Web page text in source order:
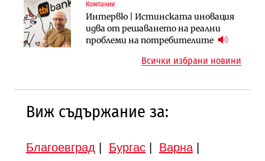
Компании
Интервю | Истинската иновация
идва от решаването на реални
проблеми на потребителите
Инфраструктура
АПИ възложи промяната на
парцеларния план за
Инфраструктура
Вторият мост над Варненското
езеро става част от бъдещата
Всички избрани новини
Виж съдържание за:
Благоевград Бургас| Варна|